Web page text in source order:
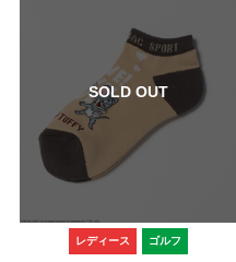
SOLD OUT
レディース ゴルフ